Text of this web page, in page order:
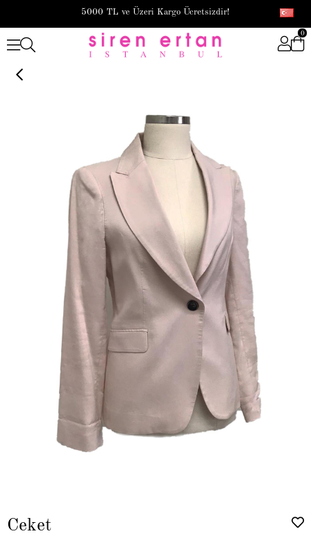
5000 TL ve Üzeri Kargo Ücretsizdir!
0
Ceket